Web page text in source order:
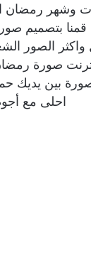
وشهر رمضان
قمنا بتصميم
الصور
صورة
بين يديك
احلى مع